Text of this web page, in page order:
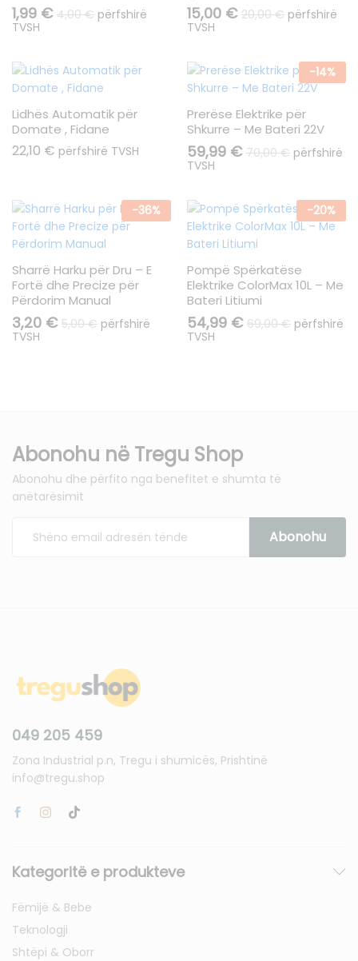
1,99 € 4,00€ përfshirë
TVSH
15,00 € 20,00€ përfshirë
TVSH
Lidhës Automatik për
Domate , Fidane
22,10 € përfshirë TVSH
-14%
Prerëse Elektrike për
Shkurre – Me Bateri 22V
59,99 € 70,00€ përfshirë
TVSH
-36%
Sharrë Harku për Dru – E
Fortë dhe Precize për
Përdorim Manual
3,20 € 5,00€ përfshirë
TVSH
-20%
Pompë Spërkatëse
Elektrike ColorMax 10L – Me
Bateri Litiumi
54,99 € 69,00€ përfshirë
TVSH
Abonohu në Tregu Shop
Abonohu dhe përfito nga benefitet e shumta të
anëtarësimit
049 205 459
Zona Industrial p.n, Tregu i shumicës, Prishtinë
info@tregu.shop
Kategoritë e produkteve
Fëmijë & Bebe
Teknologji
Shtëpi & Oborr